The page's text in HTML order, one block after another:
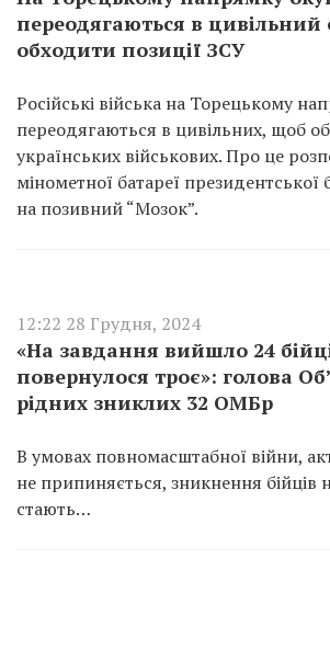
переодягаються в цивільний
обходити позиції ЗСУ
Російські війська на Торецькому
переодягаються в цивільних, щоб
українських військових. Про це
мінометної батареї
на позивний “Мозок”.
12:22 28 Грудня, 2024
«На завдання вийшло 24
повернулося троє»: голова
рідних зниклих 32 ОМБр
В умовах повномасштабної війни,
не припиняється, зникнення бійців
стають…